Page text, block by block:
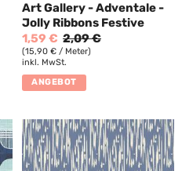
Art Gallery - Adventale -
Jolly Ribbons Festive
1,59 € 2,09 €
(15,90 € / Meter)
inkl. MwSt.
ANGEBOT